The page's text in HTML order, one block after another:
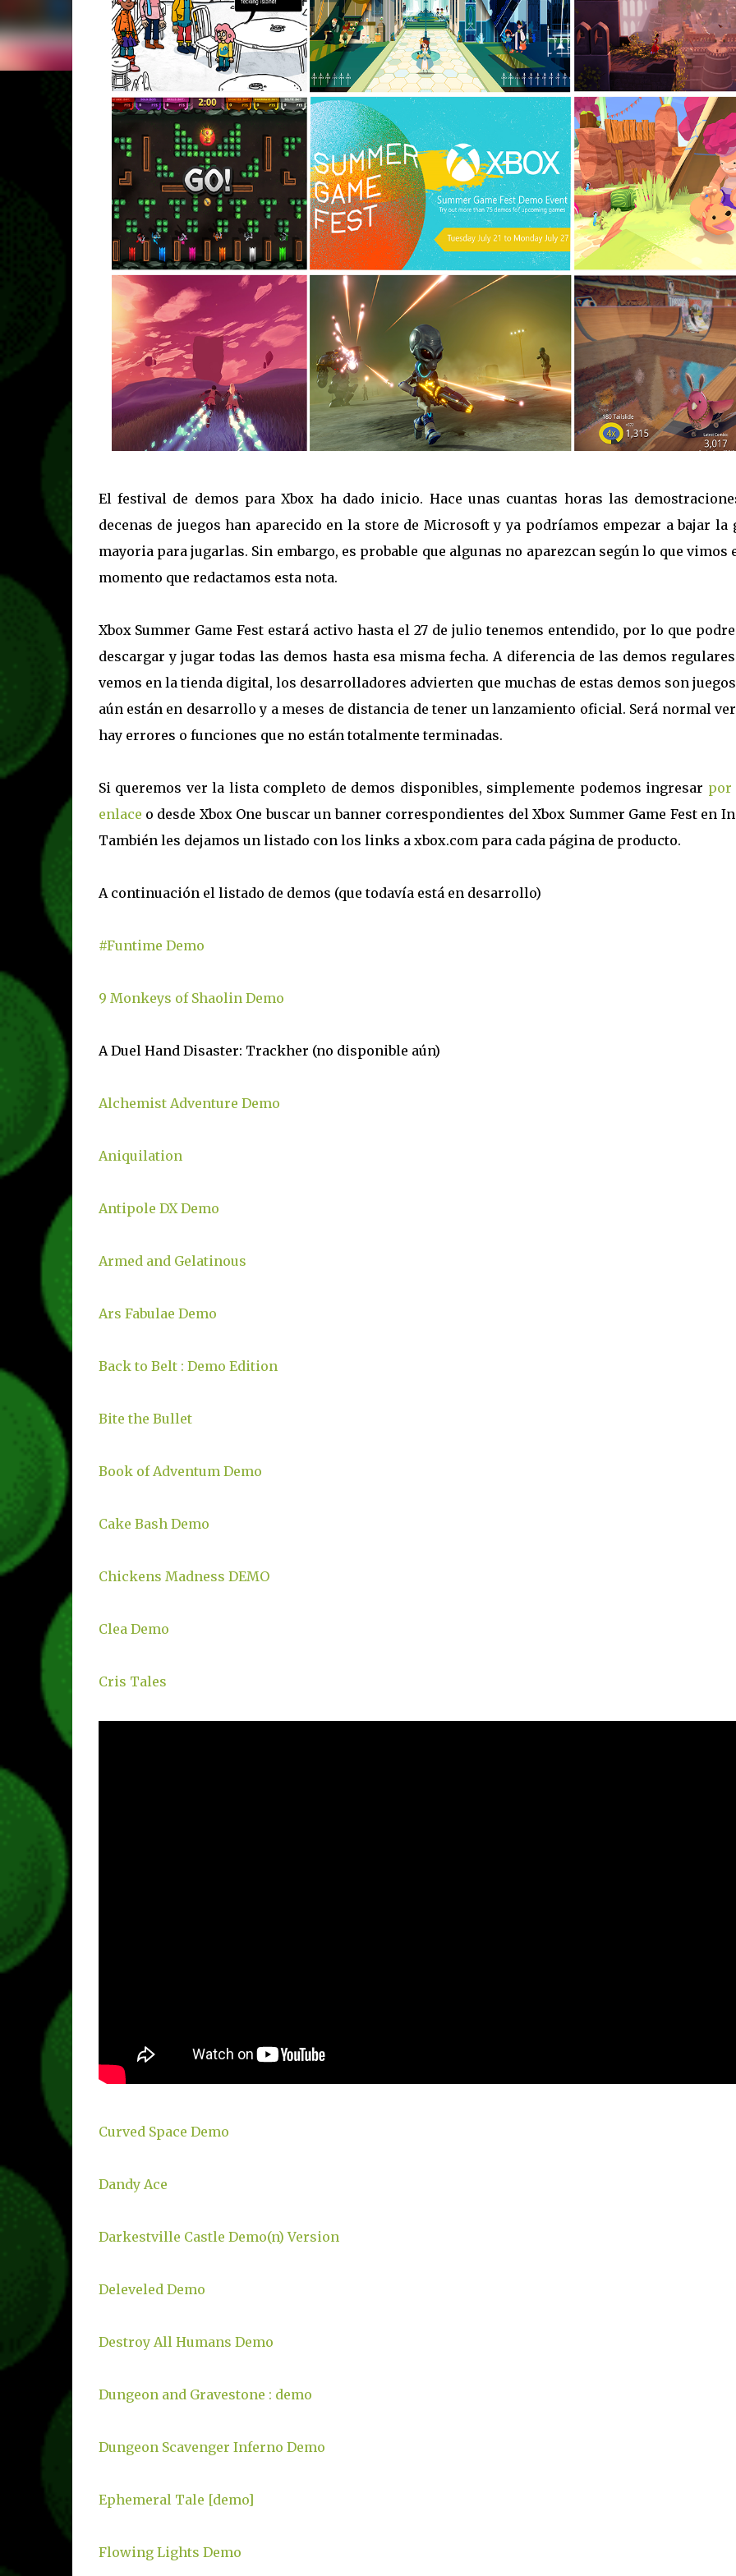
El festival de demos para Xbox ha dado inicio. Hace unas cuantas horas las
decenas de juegos han aparecido en la store de Microsoft y ya podríamos empezar a bajar la
mayoria para jugarlas. Sin embargo, es probable que algunas no aparezcan según lo que vimos
momento que redactamos esta nota.
Xbox Summer Game Fest estará activo hasta el 27 de julio tenemos entendido, por lo que
descargar y jugar todas las demos hasta esa misma fecha. A diferencia de las demos
vemos en la tienda digital, los desarrolladores advierten que muchas de estas demos son
aún están en desarrollo y a meses de distancia de tener un lanzamiento oficial. Será normal
hay errores o funciones que no están totalmente terminadas.
Si queremos ver la lista completo de demos disponibles, simplemente podemos ingresar por
enlace o desde Xbox One buscar un banner correspondientes del Xbox Summer Game Fest en
También les dejamos un listado con los links a xbox.com para cada página de producto.
A continuación el listado de demos (que todavía está en desarrollo)
#Funtime Demo
9 Monkeys of Shaolin Demo
A Duel Hand Disaster: Trackher (no disponible aún)
Alchemist Adventure Demo
Aniquilation
Antipole DX Demo
Armed and Gelatinous
Ars Fabulae Demo
Back to Belt : Demo Edition
Bite the Bullet
Book of Adventum Demo
Cake Bash Demo
Chickens Madness DEMO
Clea Demo
Cris Tales
Curved Space Demo
Dandy Ace
Darkestville Castle Demo(n) Version
Deleveled Demo
Destroy All Humans Demo
Dungeon and Gravestone : demo
Dungeon Scavenger Inferno Demo
Ephemeral Tale [demo]
Flowing Lights Demo